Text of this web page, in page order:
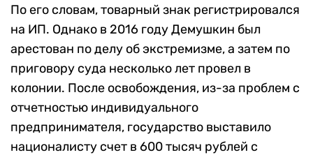
По его словам, товарный знак регистрировался
на ИП. Однако в 2016 году Демушкин был
арестован по делу об экстремизме, а затем по
приговору суда несколько лет провел в
колонии. После освобождения, из-за проблем с
отчетностью индивидуального
предпринимателя, государство выставило
националисту счет в 600 тысяч рублей с